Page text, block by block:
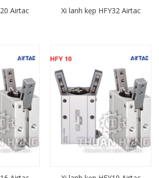
Airtac Xi lanh kẹp HFY32 Airtac